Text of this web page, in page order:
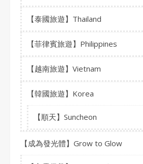
【泰國旅遊】Thailand
【菲律賓旅遊】Philippines
【越南旅遊】Vietnam
【韓國旅遊】Korea
【順天】Suncheon
【成為發光體】Grow to Glow